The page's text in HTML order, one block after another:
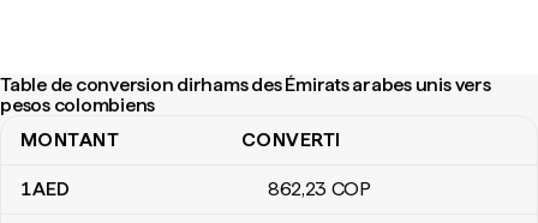
Table de conversion dirhams des Émirats arabes unis vers
pesos colombiens
Table de conversion dirhams des Émirats arabes unis vers
MONTANT CONVERTI
1AED 862,23 COP